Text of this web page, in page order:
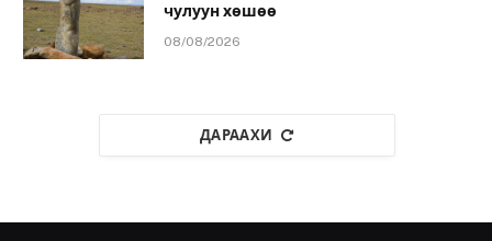
чулуун хөшөө
08/08/2026
ДАРААХИ